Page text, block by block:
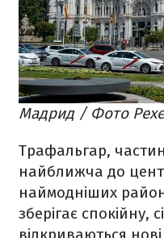
Мадрид / Фото
Трафальгар,
найближча до
наймодніших
зберігає спокійну,